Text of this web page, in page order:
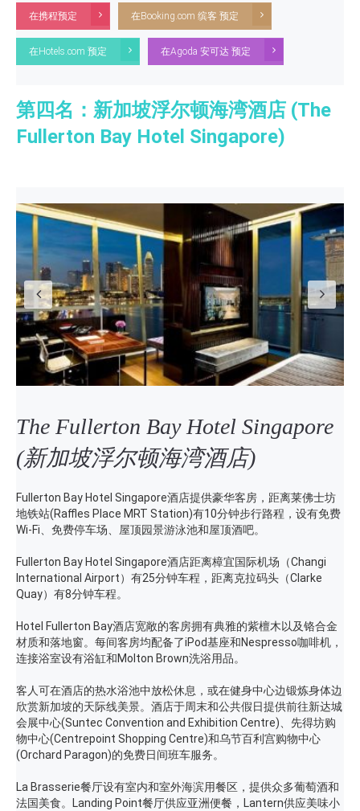
在携程预定 在Booking.com 缤客 预定
在Hotels.com 预定 在Agoda 安可达 预定
第四名：新加坡浮尔顿海湾酒店 (The
Fullerton Bay Hotel Singapore)
Previous
The Fullerton Bay Hotel Singapore
(新加坡浮尔顿海湾酒店)
Fullerton Bay Hotel Singapore酒店提供豪华客房，距离莱佛士坊
地铁站(Raffles Place MRT Station)有10分钟步行路程，设有免费
Wi-Fi、免费停车场、屋顶园景游泳池和屋顶酒吧。
Fullerton Bay Hotel Singapore酒店距离樟宜国际机场（Changi
International Airport）有25分钟车程，距离克拉码头（Clarke
Quay）有8分钟车程。
Hotel Fullerton Bay酒店宽敞的客房拥有典雅的紫檀木以及铬合金
材质和落地窗。每间客房均配备了iPod基座和Nespresso咖啡机，
连接浴室设有浴缸和Molton Brown洗浴用品。
客人可在酒店的热水浴池中放松休息，或在健身中心边锻炼身体边
欣赏新加坡的天际线美景。酒店于周末和公共假日提供前往新达城
会展中心(Suntec Convention and Exhibition Centre)、先得坊购
物中心(Centrepoint Shopping Centre)和乌节百利宫购物中心
(Orchard Paragon)的免费日间班车服务。
La Brasserie餐厅设有室内和室外海滨用餐区，提供众多葡萄酒和
法国美食。Landing Point餐厅供应亚洲便餐，Lantern供应美味小